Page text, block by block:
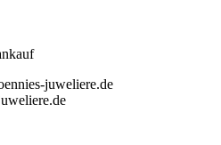
juweliere.de